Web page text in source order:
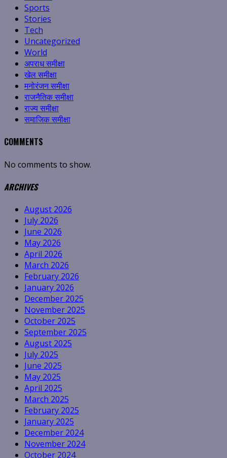
Sports
Stories
Tech
Uncategorized
World
अपराध समीक्षा
खेल समीक्षा
मनोरंजन समीक्षा
राजनैतिक समीक्षा
राज्य समीक्षा
समाजिक समीक्षा
COMMENTS
No comments to show.
ARCHIVES
August 2026
July 2026
June 2026
May 2026
April 2026
March 2026
February 2026
January 2026
December 2025
November 2025
October 2025
September 2025
August 2025
July 2025
June 2025
May 2025
April 2025
March 2025
February 2025
January 2025
December 2024
November 2024
October 2024